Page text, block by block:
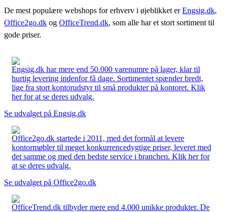
De mest populære webshops for erhverv i øjeblikket erEngsig.dk,
Office2go.dk og OfficeTrend.dk, som alle har et stort sortiment til
gode priser.
Engsig.dk har mere end 50.000 varenumre på lager, klar til
hurtig levering indenfor få dage. Sortimentet spænder bredt,
lige fra stort kontorudstyr til små produkter på kontoret. Klik
her for at se deres udvalg.
Se udvalget på Engsig.dk
Office2go.dk startede i 2011, med det formål at levere
kontormøbler til meget konkurrencedygtige priser, leveret med
det samme og med den bedste service i branchen. Klik her for
at se deres udvalg.
Se udvalget på Office2go.dk
OfficeTrend.dk tilbyder mere end 4.000 unikke produkter. De